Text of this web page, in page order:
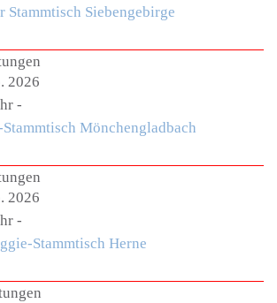
Stammtisch Siebengebirge
2026
-
Mönchengladbach
2026
-
Stammtisch Herne